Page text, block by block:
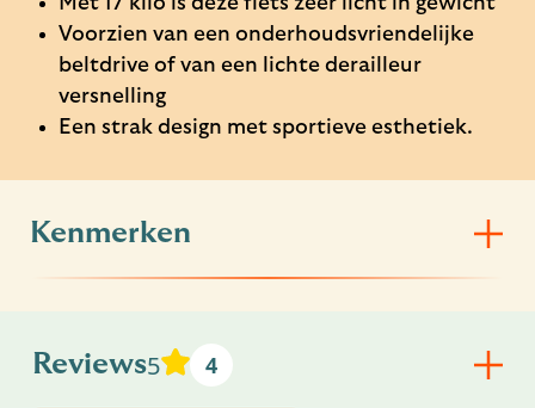
Voorzien van een onderhoudsvriendelijke
beltdrive of van een lichte derailleur
versnelling
Een strak design met sportieve esthetiek.
Kenmerken
Reviews5 4